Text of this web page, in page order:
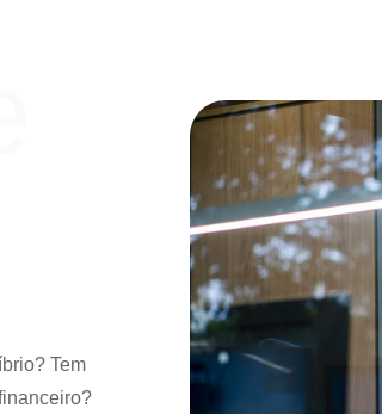
Tem